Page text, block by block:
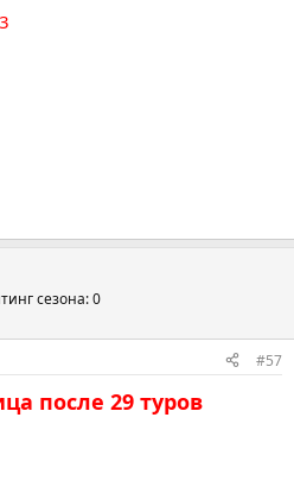
сезона: 0
#57
после 29 туров​